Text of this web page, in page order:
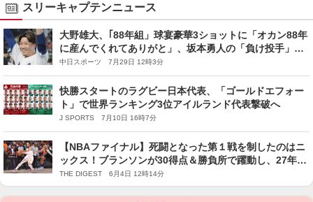
スリーキャプテンニュース
大野雄大、｢88年組」球宴豪華3ショットに「オカン88年
に産んでくれてありがと」、坂本勇人の「負け投手」イ
ジりには「やめぇい！」
中日スポーツ 7月29日 12時3分
快勝スタートのラグビー日本代表、「ゴールドエフォー
ト」で世界ランキング3位アイルランド代表撃破へ
J SPORTS 7月10日 16時7分
【NBAファイナル】死闘となった第１戦を制したのはニ
ックス！ブランソンが30得点＆勝負所で躍動し、27年ぶ
りの頂上決戦で先勝を飾る＜DUNKSHOOT＞
THE DIGEST 6月4日 12時14分